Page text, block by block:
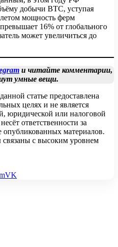
добычи BTC, уступая
мощность ферм
16% от глобального
может увеличиться до
и читайте комментарии,
умные вещи.
статье предоставлена
целях и не является
юридической или налоговой
ответственности за
материалов.
с высоким уровнем
VK